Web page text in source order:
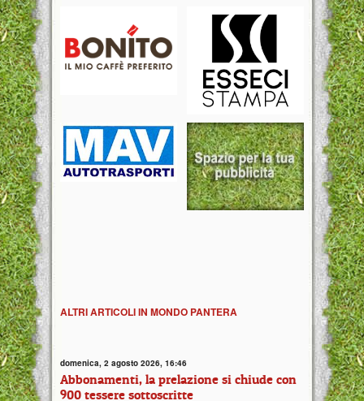
ALTRI ARTICOLI IN MONDO PANTERA
domenica, 2 agosto 2026, 16:46
Abbonamenti, la prelazione si chiude con
900 tessere sottoscritte